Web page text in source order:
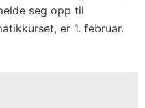
seg opp til
er 1. februar.